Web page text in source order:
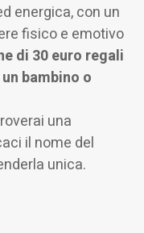
energica, con un
fisico e emotivo
di 30 euro regali
bambino o
una
il nome del
unica.